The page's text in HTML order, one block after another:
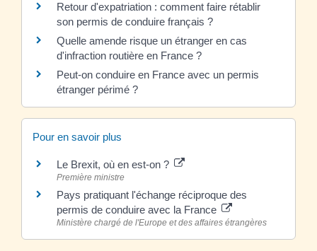
Retour d'expatriation : comment faire rétablir
son permis de conduire français ?
Quelle amende risque un étranger en cas
d'infraction routière en France ?
Peut-on conduire en France avec un permis
étranger périmé ?
Pour en savoir plus
Le Brexit, où en est-on ?
Première ministre
Pays pratiquant l'échange réciproque des
permis de conduire avec la France
Ministère chargé de l'Europe et des affaires étrangères